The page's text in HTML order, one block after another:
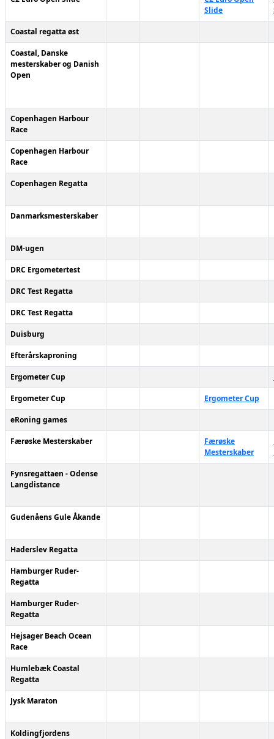
Slide
Coastal regatta øst
Coastal, Danske
mesterskaber og Danish
Open
Copenhagen Harbour
Race
Copenhagen Harbour
Race
Copenhagen Regatta
Danmarksmesterskaber
DM-ugen
DRC Ergometertest
DRC Test Regatta
DRC Test Regatta
Duisburg
Efterårskaproning
Ergometer Cup
Ergometer Cup Ergometer Cup
eRoning games
Færøske Mesterskaber
Færøske
Mesterskaber
Fynsregattaen - Odense
Langdistance
Gudenåens Gule Åkande
Haderslev Regatta
Hamburger Ruder-
Regatta
Hamburger Ruder-
Regatta
Hejsager Beach Ocean
Race
Humlebæk Coastal
Regatta
Jysk Maraton
Koldingfjordens